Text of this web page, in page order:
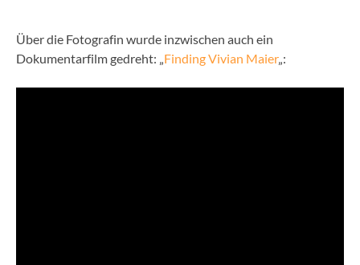
Über die Fotografin wurde inzwischen auch ein
Dokumentarfilm gedreht: „Finding Vivian Maier„: